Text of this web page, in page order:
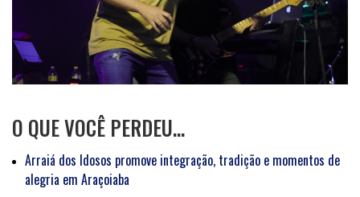
O QUE VOCÊ PERDEU…
Arraiá dos Idosos promove integração, tradição e momentos de
alegria em Araçoiaba